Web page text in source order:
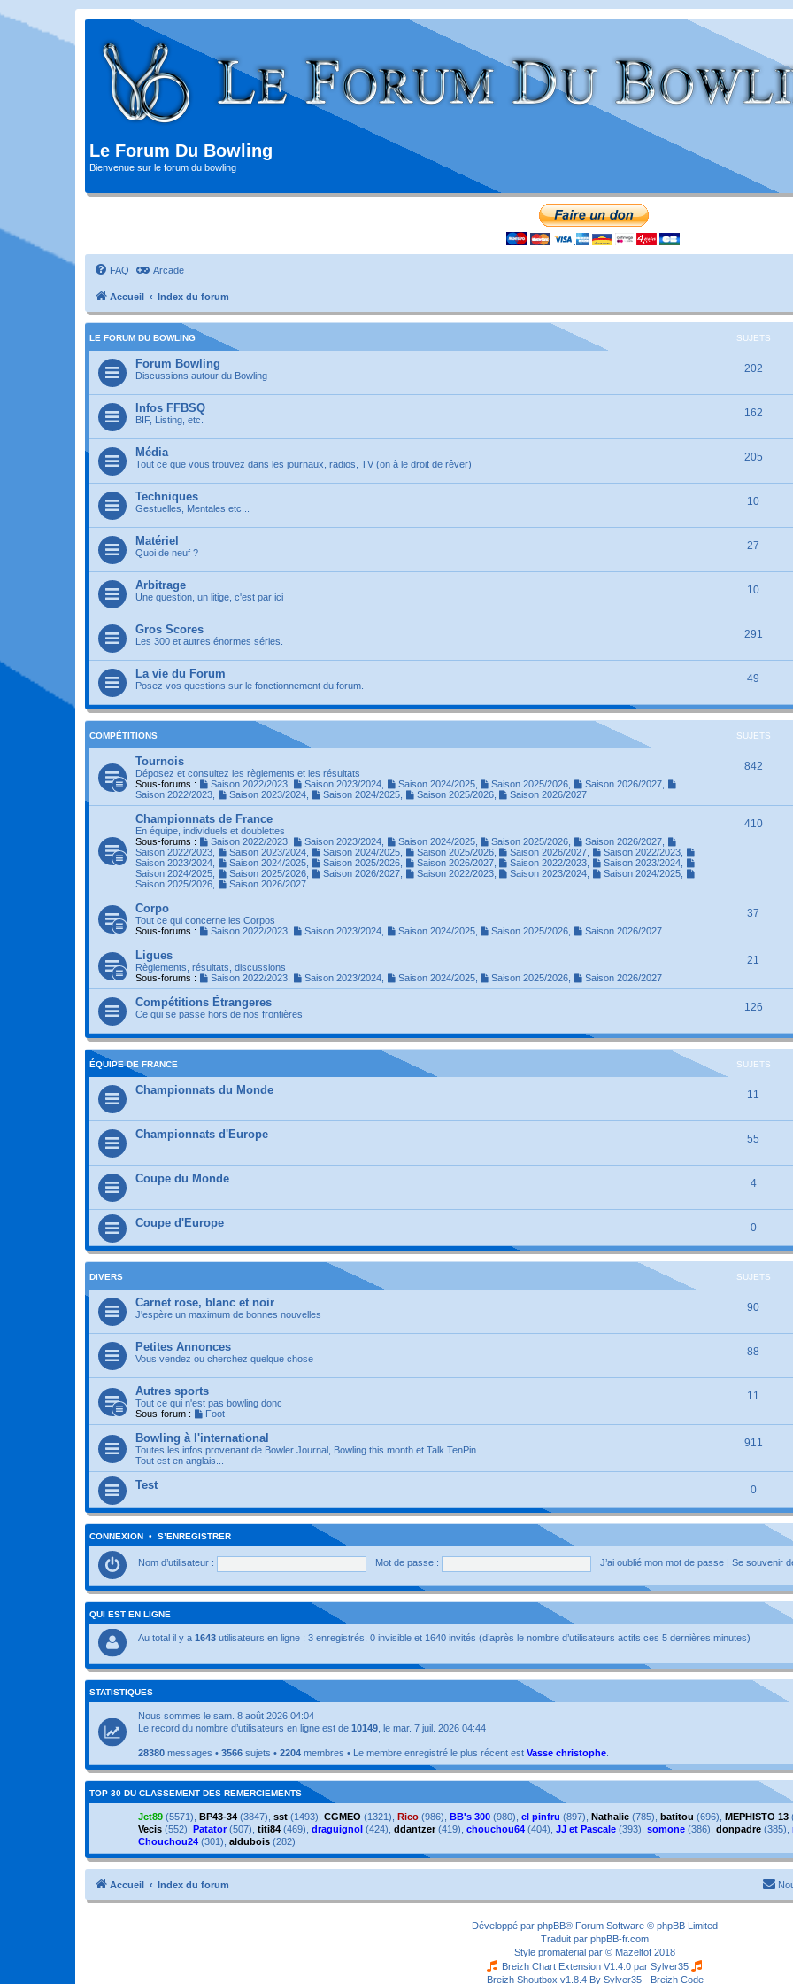
Le Forum Du Bowling
Bienvenue sur le forum du bowling
FAQ Arcade
Accueil Index du forum
LE FORUM DU BOWLING SUJETS
Forum Bowling
Discussions autour du Bowling
202
Infos FFBSQ
BIF, Listing, etc.
162
Média
Tout ce que vous trouvez dans les journaux, radios, TV (on à le droit de rêver)
205
Techniques
Gestuelles, Mentales etc...
10
Matériel
Quoi de neuf ?
27
Arbitrage
Une question, un litige, c'est par ici
10
Gros Scores
Les 300 et autres énormes séries.
291
La vie du Forum
Posez vos questions sur le fonctionnement du forum.
49
COMPÉTITIONS SUJETS
Tournois
Déposez et consultez les règlements et les résultats
Sous-forums :
Saison 2022/2023, Saison 2023/2024, Saison 2024/2025, Saison 2025/2026 Saison 2026/2027
Saison 2022/2023
Saison 2023/2024, Saison 2024/2025, Saison 2025/2026, Saison 2026/2027
842
Championnats de France
En équipe, individuels et doublettes
Sous-forums :
Saison 2022/2023, Saison 2023/2024, Saison 2024/2025, Saison 2025/2026 Saison 2026/2027
Saison 2022/2023
Saison 2023/2024, Saison 2024/2025, Saison 2025/2026, Saison 2026/2027 Saison 2022/2023
Saison 2023/2024
Saison 2024/2025, Saison 2025/2026, Saison 2026/2027, Saison 2022/2023 Saison 2023/2024
Saison 2024/2025
Saison 2025/2026, Saison 2026/2027, Saison 2022/2023, Saison 2023/2024 Saison 2024/2025
Saison 2025/2026
Saison 2026/2027
410
Corpo
Tout ce qui concerne les Corpos
Sous-forums :
Saison 2022/2023, Saison 2023/2024, Saison 2024/2025, Saison 2025/2026 Saison 2026/2027
37
Ligues
Règlements, résultats, discussions
Sous-forums :
Saison 2022/2023, Saison 2023/2024, Saison 2024/2025, Saison 2025/2026 Saison 2026/2027
21
Compétitions Étrangeres
Ce qui se passe hors de nos frontières
126
ÉQUIPE DE FRANCE SUJETS
Championnats du Monde 11
Championnats d'Europe 55
Coupe du Monde 4
Coupe d'Europe 0
DIVERS SUJETS
Carnet rose, blanc et noir
J'espère un maximum de bonnes nouvelles
90
Petites Annonces
Vous vendez ou cherchez quelque chose
88
Autres sports
Tout ce qui n'est pas bowling donc
Sous-forum :
Foot
11
Bowling à l'international
Toutes les infos provenant de Bowler Journal, Bowling this month et Talk TenPin.
Tout est en anglais...
911
Test 0
CONNEXION • S’ENREGISTRER
Nom d’utilisateur : Mot de passe : J’ai oublié mon mot de passe Se souvenir
QUI EST EN LIGNE
Au total il y a 1643 utilisateurs en ligne : 3 enregistrés, 0 invisible et 1640 invités (d’après le nombre d’utilisateurs actifs ces 5 dernières minutes)
STATISTIQUES
Nous sommes le sam. 8 août 2026 04:04
Le record du nombre d’utilisateurs en ligne est de 10149 , le mar. 7 juil. 2026 04:44
28380 messages • 3566 sujets • 2204 membres • Le membre enregistré le plus récent est Vasse christophe
TOP 30 DU CLASSEMENT DES REMERCIEMENTS
Jct89 (5571), BP43-34 (3847), sst (1493), CGMEO (1321), Rico (986), BB's 300 (980), el pinfru (897), Nathalie (785), batitou (696), MEPHISTO 13
Vecis (552), Patator (507), titi84 (469), draguignol (424), ddantzer(419), chouchou64 (404), JJ et Pascale (393), somone (386), donpadre (385),
Chouchou24 (301), aldubois (282)
Accueil Index du forum
Développé par phpBB® Forum Software © phpBB Limited
Traduit par phpBB-fr.com
Style promaterial par © Mazeltof 2018
Breizh Chart Extension V1.4.0 par Sylver35
Breizh Shoutbox v1.8.4 By Sylver35 - Breizh Code